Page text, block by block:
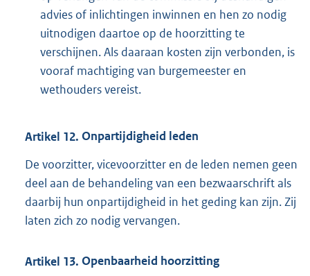
advies of inlichtingen inwinnen en hen zo nodig
uitnodigen daartoe op de hoorzitting te
verschijnen. Als daaraan kosten zijn verbonden, is
vooraf machtiging van burgemeester en
wethouders vereist.
Artikel 12. Onpartijdigheid leden
De voorzitter, vicevoorzitter en de leden nemen geen
deel aan de behandeling van een bezwaarschrift als
daarbij hun onpartijdigheid in het geding kan zijn. Zij
laten zich zo nodig vervangen.
Artikel 13. Openbaarheid hoorzitting